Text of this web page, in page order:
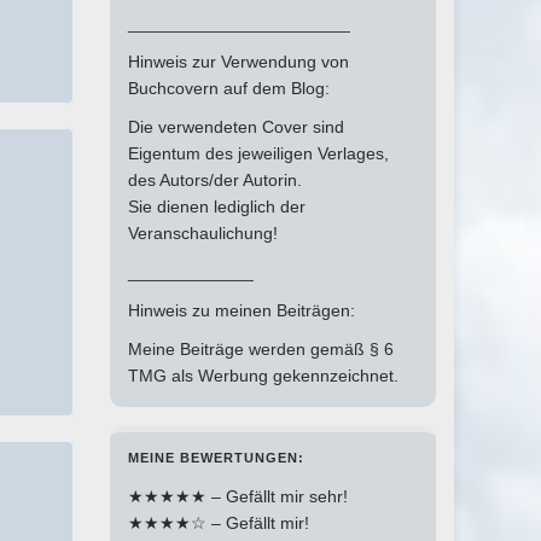
Hinweis zur Verwendung von
Buchcovern auf dem Blog:
Die verwendeten Cover sind
Eigentum des jeweiligen Verlages,
des Autors/der Autorin.
Sie dienen lediglich der
Veranschaulichung!
Hinweis zu meinen Beiträgen:
Meine Beiträge werden gemäß § 6
TMG als Werbung gekennzeichnet.
MEINE BEWERTUNGEN:
★★★★★ – Gefällt mir sehr!
★★★★☆ – Gefällt mir!